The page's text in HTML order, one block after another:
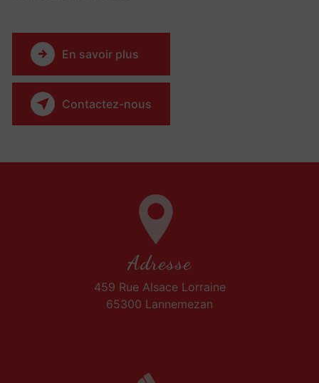
En savoir plus
Contactez-nous
Adresse
459 Rue Alsace Lorraine
65300 Lannemezan